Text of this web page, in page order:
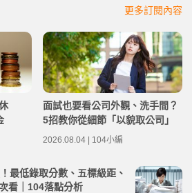
更多訂閱內容
面試也要看公司外觀、洗手間？
5招教你從細節「以貌取公司」
2026.08.04 | 104小編
最低錄取分數、五標級距、
看｜104落點分析